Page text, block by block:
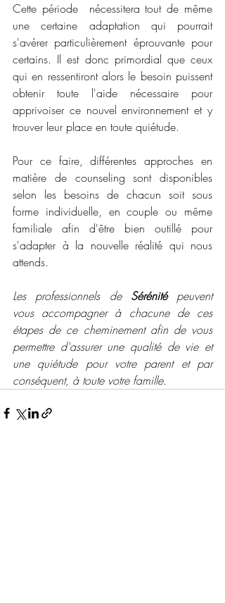
Cette période  nécessitera tout de même
une certaine adaptation qui pourrait
s'avérer particulièrement éprouvante pour
certains. Il est donc primordial que ceux
qui en ressentiront alors le besoin puissent
obtenir toute l'aide nécessaire pour
apprivoiser ce nouvel environnement et y
trouver leur place en toute quiétude.
Pour ce faire, différentes approches en
matière de counseling sont disponibles
selon les besoins de chacun soit sous
forme individuelle, en couple ou même
familiale afin d'être bien outillé pour
s'adapter à la nouvelle réalité qui nous
attends.
Les professionnels de Sérénité peuvent
vous accompagner à chacune de ces
étapes de ce cheminement afin de vous
permettre d'assurer une qualité de vie et
une quiétude pour votre parent et par
conséquent, à toute votre famille.